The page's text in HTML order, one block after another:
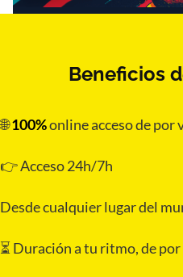
Beneficios
🌐100%online acceso de por
👉 Acceso 24h/7h
Desde cualquier lugar del
⏳ Duración a tu ritmo, de